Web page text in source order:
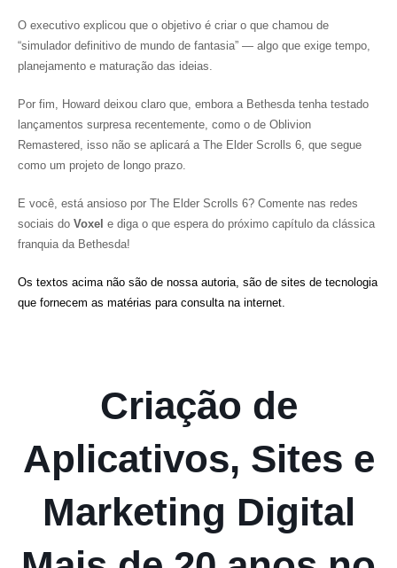
O executivo explicou que o objetivo é criar o que chamou de
“simulador definitivo de mundo de fantasia” — algo que exige tempo,
planejamento e maturação das ideias.
Por fim, Howard deixou claro que, embora a Bethesda tenha testado
lançamentos surpresa recentemente, como o de Oblivion
Remastered, isso não se aplicará a The Elder Scrolls 6, que segue
como um projeto de longo prazo.
E você, está ansioso por The Elder Scrolls 6? Comente nas redes
sociais do Voxel e diga o que espera do próximo capítulo da clássica
franquia da Bethesda!
Os textos acima não são de nossa autoria, são de sites de tecnologia
que fornecem as matérias para consulta na internet.
Criação de
Aplicativos, Sites e
Marketing Digital